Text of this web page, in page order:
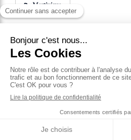
Martinique
Rechercher
Derniers articles